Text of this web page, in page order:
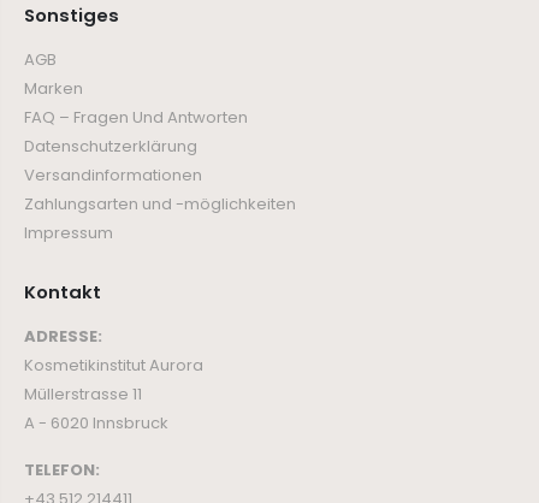
Sonstiges
AGB
Marken
FAQ – Fragen Und Antworten
Datenschutzerklärung
Versandinformationen
Zahlungsarten und -möglichkeiten
Impressum
Kontakt
ADRESSE:
Kosmetikinstitut Aurora
Müllerstrasse 11
A - 6020 Innsbruck
TELEFON: